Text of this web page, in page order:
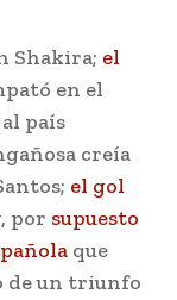
Shakira; el
en el
país
creía
el gol
por supuesto
que
de un triunfo